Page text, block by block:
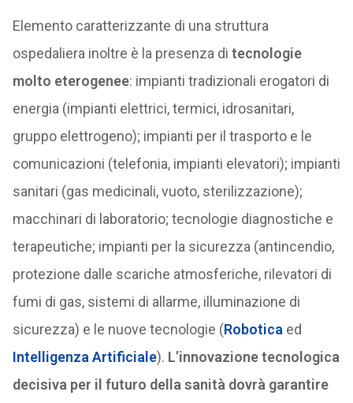
Elemento caratterizzante di una struttura
ospedaliera inoltre è la presenza di tecnologie
molto eterogenee: impianti tradizionali erogatori di
energia (impianti elettrici, termici, idrosanitari,
gruppo elettrogeno); impianti per il trasporto e le
comunicazioni (telefonia, impianti elevatori); impianti
sanitari (gas medicinali, vuoto, sterilizzazione);
macchinari di laboratorio; tecnologie diagnostiche e
terapeutiche; impianti per la sicurezza (antincendio,
protezione dalle scariche atmosferiche, rilevatori di
fumi di gas, sistemi di allarme, illuminazione di
sicurezza) e le nuove tecnologie (Robotica ed
Intelligenza Artificiale). L’innovazione tecnologica
decisiva per il futuro della sanità dovrà garantire